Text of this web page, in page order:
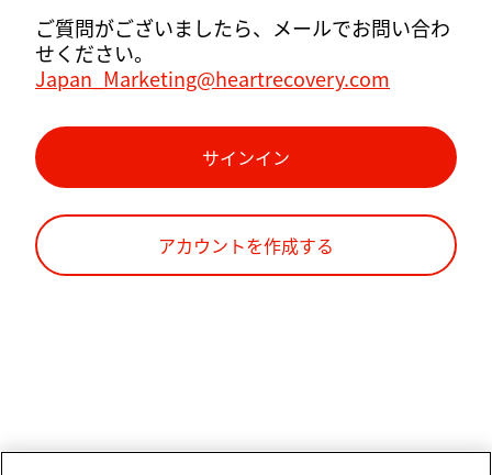
ご質問がございましたら、メールでお問い合わ
せください。
Japan_Marketing@heartrecovery.com